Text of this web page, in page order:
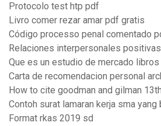
Protocolo test htp pdf
Livro comer rezar amar pdf gratis
Código processo penal comentado
Relaciones interpersonales
Que es un estudio de mercado
Carta de recomendacion personal
How to cite goodman and gilman
Contoh surat lamaran kerja sma yang
Format rkas 2019 sd